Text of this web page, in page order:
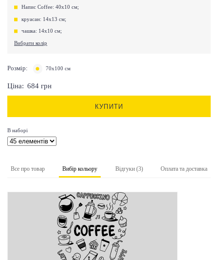
Напис Coffee: 40х10 см;
круасан: 14х13 см;
чашка: 14х10 см;
Вибрати колір
Розмір: 70х100 см
Ціна: 684 грн
КУПИТИ
В наборі
Все про товар Вибір кольору Відгуки (3) Оплата та доставка